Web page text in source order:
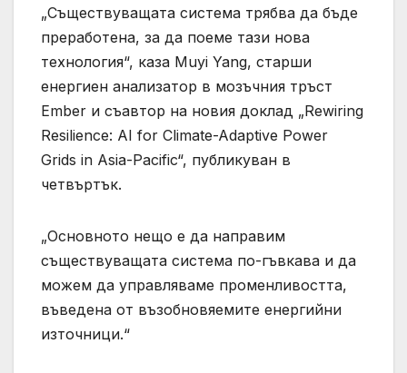
„Съществуващата система трябва да бъде
преработена, за да поеме тази нова
технология“, каза Muyi Yang, старши
енергиен анализатор в мозъчния тръст
Ember и съавтор на новия доклад „Rewiring
Resilience: AI for Climate-Adaptive Power
Grids in Asia-Pacific“, публикуван в
четвъртък.
„Основното нещо е да направим
съществуващата система по-гъвкава и да
можем да управляваме променливостта,
въведена от възобновяемите енергийни
източници.“